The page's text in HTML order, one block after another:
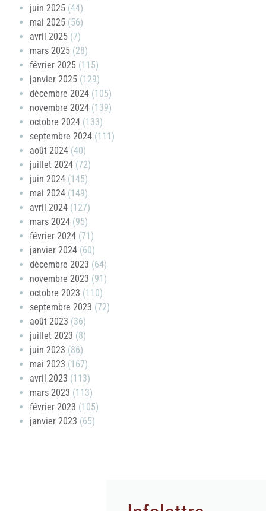
juin 2025 (44)
mai 2025 (56)
avril 2025 (7)
mars 2025 (28)
février 2025 (115)
janvier 2025 (129)
décembre 2024 (105)
novembre 2024 (139)
octobre 2024 (133)
septembre 2024 (111)
août 2024 (40)
juillet 2024 (72)
juin 2024 (145)
mai 2024 (149)
avril 2024 (127)
mars 2024 (95)
février 2024 (71)
janvier 2024 (60)
décembre 2023 (64)
novembre 2023 (91)
octobre 2023 (110)
septembre 2023 (72)
août 2023 (36)
juillet 2023 (8)
juin 2023 (86)
mai 2023 (167)
avril 2023 (113)
mars 2023 (113)
février 2023 (105)
janvier 2023 (65)